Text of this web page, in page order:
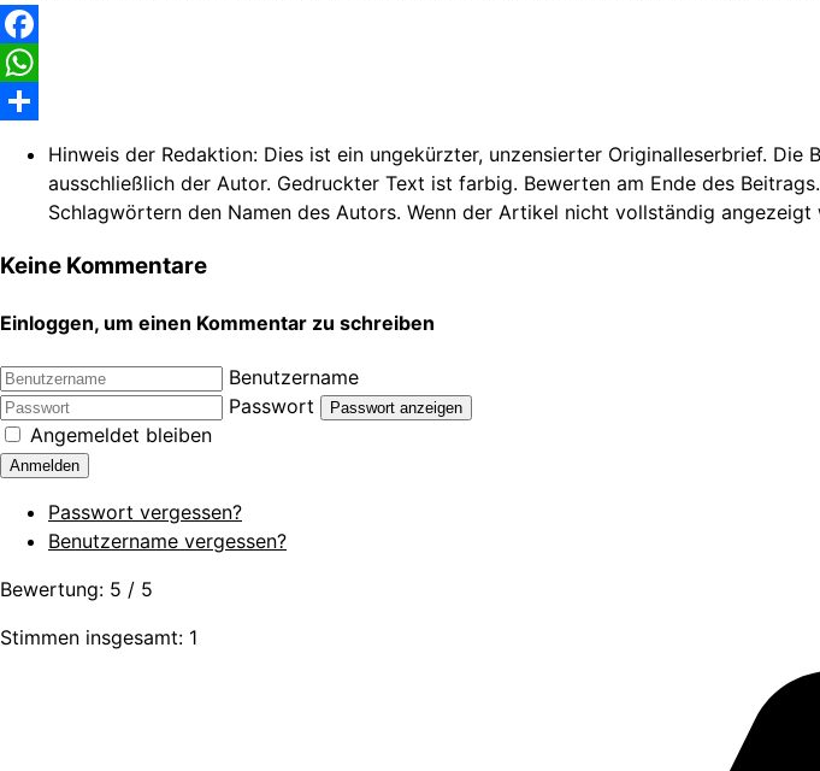
Facebook
WhatsApp
Hinweis der Redaktion: Dies ist ein ungekürzter, unzensierter Originalleserbrief.
ausschließlich der Autor. Gedruckter Text ist farbig. Bewerten am Ende des
Schlagwörtern den Namen des Autors. Wenn der Artikel nicht vollständig
Keine Kommentare
Einloggen, um einen Kommentar zu schreiben
Benutzername
Passwort
Passwort anzeigen
Angemeldet bleiben
Anmelden
Passwort vergessen?
Benutzername vergessen?
Bewertung: 5 / 5
Stimmen insgesamt: 1